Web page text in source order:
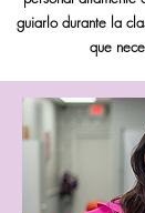
guiarlo durante la
que